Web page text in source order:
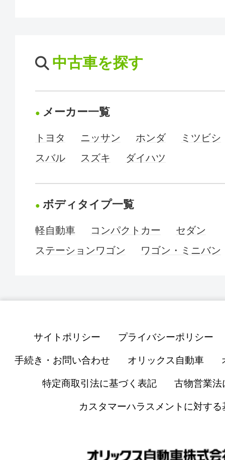
中古車を探す
メーカー一覧
トヨタ ニッサン ホンダ
ミツビシ
スバル
スズキ ダイハツ
ボディタイプ一覧
軽自動車 コンパクトカー
セダン
ステーションワゴン
ワゴン・ミニバン
サイトポリシー プライバシーポリシー
手続き・お問い合わせ オリックス自動車
特定商取引法に基づく表記 古物営業法
カスタマーハラスメントに対する